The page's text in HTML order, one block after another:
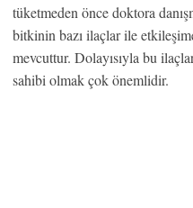
tüketmeden önce doktora
bitkinin bazı ilaçlar ile
mevcuttur. Dolayısıyla bu
sahibi olmak çok önemlidir.